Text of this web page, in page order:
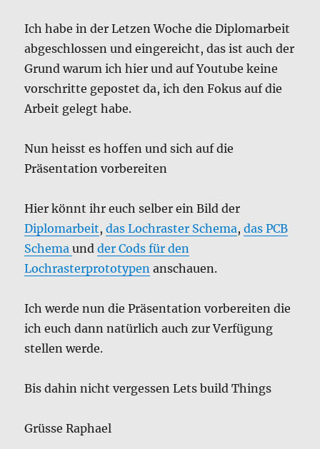
Ich habe in der Letzen Woche die Diplomarbeit
abgeschlossen und eingereicht, das ist auch der
Grund warum ich hier und auf Youtube keine
vorschritte gepostet da, ich den Fokus auf die
Arbeit gelegt habe.
Nun heisst es hoffen und sich auf die
Präsentation vorbereiten
Hier könnt ihr euch selber ein Bild der
Diplomarbeit,das Lochraster Schema,das PCB
Schemaundder Cods für den
Lochrasterprototypen anschauen.
Ich werde nun die Präsentation vorbereiten die
ich euch dann natürlich auch zur Verfügung
stellen werde.
Bis dahin nicht vergessen Lets build Things
Grüsse Raphael